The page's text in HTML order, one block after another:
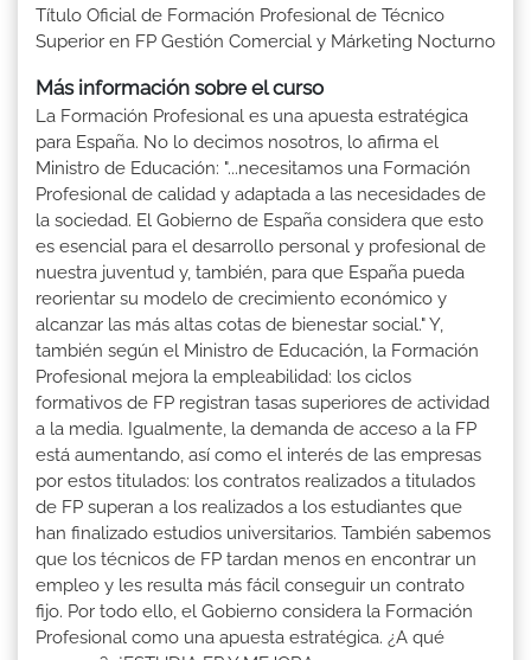
Título Oficial de Formación Profesional de Técnico
Superior en FP Gestión Comercial y Márketing Nocturno
Más información sobre el curso
La Formación Profesional es una apuesta estratégica
para España. No lo decimos nosotros, lo afirma el
Ministro de Educación: "...necesitamos una Formación
Profesional de calidad y adaptada a las necesidades de
la sociedad. El Gobierno de España considera que esto
es esencial para el desarrollo personal y profesional de
nuestra juventud y, también, para que España pueda
reorientar su modelo de crecimiento económico y
alcanzar las más altas cotas de bienestar social." Y,
también según el Ministro de Educación, la Formación
Profesional mejora la empleabilidad: los ciclos
formativos de FP registran tasas superiores de actividad
a la media. Igualmente, la demanda de acceso a la FP
está aumentando, así como el interés de las empresas
por estos titulados: los contratos realizados a titulados
de FP superan a los realizados a los estudiantes que
han finalizado estudios universitarios. También sabemos
que los técnicos de FP tardan menos en encontrar un
empleo y les resulta más fácil conseguir un contrato
fijo. Por todo ello, el Gobierno considera la Formación
Profesional como una apuesta estratégica. ¿A qué